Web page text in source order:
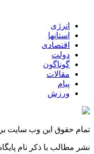
انرژی
استانها
اقتصادی
دولت
گوناگون
مقالات
پیام
ورزش
تمام حقوق این وب سایت
نشر مطالب با ذکر نام